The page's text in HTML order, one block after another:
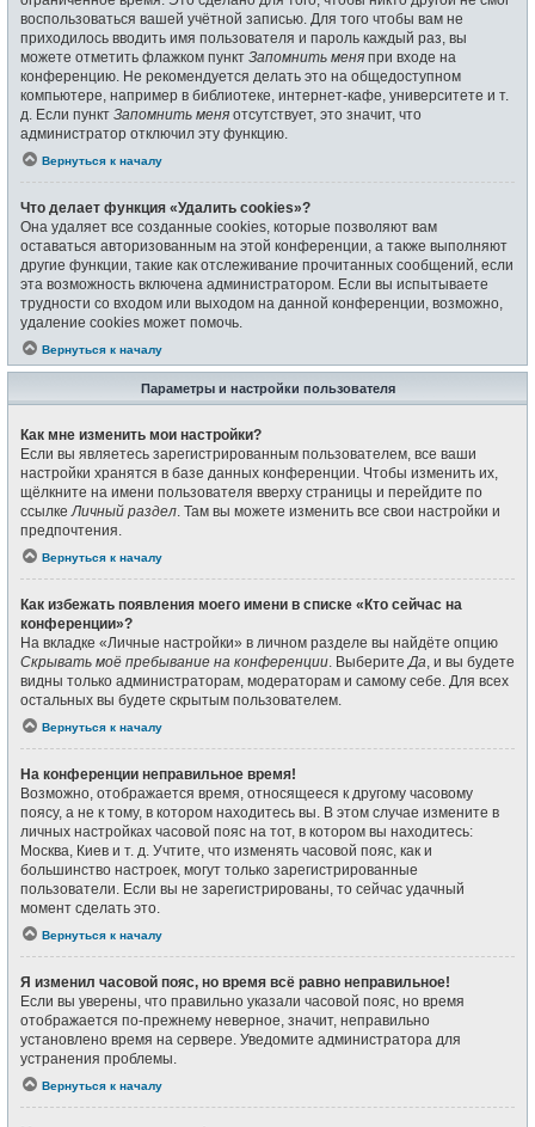
воспользоваться вашей учётной записью. Для того чтобы вам не
приходилось вводить имя пользователя и пароль каждый раз, вы
можете отметить флажком пункт Запомнить меня при входе на
конференцию. Не рекомендуется делать это на общедоступном
компьютере, например в библиотеке, интернет-кафе, университете и т.
д. Если пункт Запомнить меня отсутствует, это значит, что
администратор отключил эту функцию.
Вернуться к началу
Что делает функция «Удалить cookies»?
Она удаляет все созданные cookies, которые позволяют вам
оставаться авторизованным на этой конференции, а также выполняют
другие функции, такие как отслеживание прочитанных сообщений, если
эта возможность включена администратором. Если вы испытываете
трудности со входом или выходом на данной конференции, возможно,
удаление cookies может помочь.
Вернуться к началу
Параметры и настройки пользователя
Как мне изменить мои настройки?
Если вы являетесь зарегистрированным пользователем, все ваши
настройки хранятся в базе данных конференции. Чтобы изменить их,
щёлкните на имени пользователя вверху страницы и перейдите по
ссылкеЛичный раздел. Там вы можете изменить все свои настройки и
предпочтения.
Вернуться к началу
Как избежать появления моего имени в списке «Кто сейчас на
конференции»?
На вкладке «Личные настройки» в личном разделе вы найдёте опцию
Скрывать моё пребывание на конференции. ВыберитеДа, и вы будете
видны только администраторам, модераторам и самому себе. Для всех
остальных вы будете скрытым пользователем.
Вернуться к началу
На конференции неправильное время!
Возможно, отображается время, относящееся к другому часовому
поясу, а не к тому, в котором находитесь вы. В этом случае измените в
личных настройках часовой пояс на тот, в котором вы находитесь:
Москва, Киев и т. д. Учтите, что изменять часовой пояс, как и
большинство настроек, могут только зарегистрированные
пользователи. Если вы не зарегистрированы, то сейчас удачный
момент сделать это.
Вернуться к началу
Я изменил часовой пояс, но время всё равно неправильное!
Если вы уверены, что правильно указали часовой пояс, но время
отображается по-прежнему неверное, значит, неправильно
установлено время на сервере. Уведомите администратора для
устранения проблемы.
Вернуться к началу